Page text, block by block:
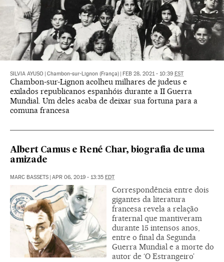
SILVIA AYUSO Chambon-sur-Lignon (França) FEB 28, 2021 - 10:39 EST
Chambon-sur-Lignon acolheu milhares de judeus e
exilados republicanos espanhóis durante a II Guerra
Mundial. Um deles acaba de deixar sua fortuna para a
comuna francesa
Albert Camus e René Char, biografia de uma
amizade
MARC BASSETS APR 06, 2019 - 13:35 EDT
Correspondência entre dois
gigantes da literatura
francesa revela a relação
fraternal que mantiveram
durante 15 intensos anos,
entre o final da Segunda
Guerra Mundial e a morte do
autor de ‘O Estrangeiro’